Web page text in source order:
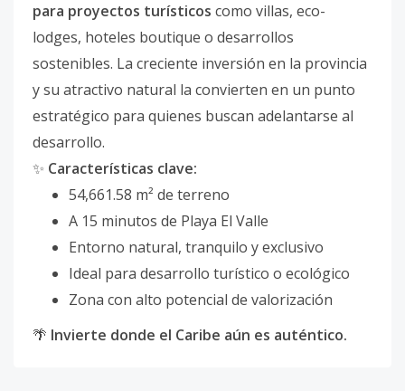
para proyectos turísticos como villas, eco-
lodges, hoteles boutique o desarrollos
sostenibles. La creciente inversión en la provincia
y su atractivo natural la convierten en un punto
estratégico para quienes buscan adelantarse al
desarrollo.
✨ Características clave:
54,661.58 m² de terreno
A 15 minutos de Playa El Valle
Entorno natural, tranquilo y exclusivo
Ideal para desarrollo turístico o ecológico
Zona con alto potencial de valorización
🌴 Invierte donde el Caribe aún es auténtico.